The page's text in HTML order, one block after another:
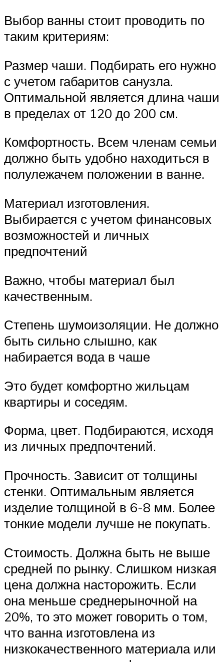
Выбор ванны стоит проводить по
таким критериям:
Размер чаши. Подбирать его нужно
с учетом габаритов санузла.
Оптимальной является длина чаши
в пределах от 120 до 200 см.
Комфортность. Всем членам семьи
должно быть удобно находиться в
полулежачем положении в ванне.
Материал изготовления.
Выбирается с учетом финансовых
возможностей и личных
предпочтений
Важно, чтобы материал был
качественным.
Степень шумоизоляции. Не должно
быть сильно слышно, как
набирается вода в чаше
Это будет комфортно жильцам
квартиры и соседям.
Форма, цвет. Подбираются, исходя
из личных предпочтений.
Прочность. Зависит от толщины
стенки. Оптимальным является
изделие толщиной в 6-8 мм. Более
тонкие модели лучше не покупать.
Стоимость. Должна быть не выше
средней по рынку. Слишком низкая
цена должна насторожить. Если
она меньше среднерыночной на
20%, то это может говорить о том,
что ванна изготовлена из
низкокачественного материала или